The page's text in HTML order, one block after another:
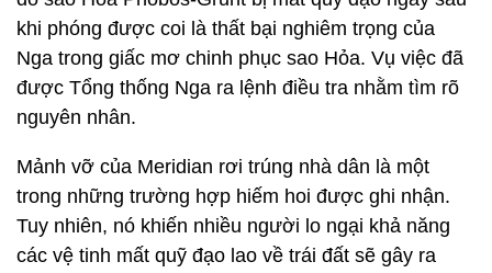
khi phóng được coi là thất bại nghiêm trọng của
Nga trong giấc mơ chinh phục sao Hỏa. Vụ việc đã
được Tổng thống Nga ra lệnh điều tra nhằm tìm rõ
nguyên nhân.
Mảnh vỡ của Meridian rơi trúng nhà dân là một
trong những trường hợp hiếm hoi được ghi nhận.
Tuy nhiên, nó khiến nhiều người lo ngại khả năng
các vệ tinh mất quỹ đạo lao về trái đất sẽ gây ra